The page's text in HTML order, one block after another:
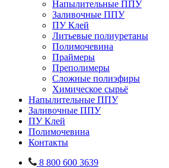
Напылительные ППУ
Заливочные ППУ
ПУ Клей
Литьевые полиуретаны
Полимочевина
Праймеры
Преполимеры
Сложные полиэфиры
Химическое сырьё
Напылительные ППУ
Заливочные ППУ
ПУ Клей
Полимочевина
Контакты
8 800 600 3639